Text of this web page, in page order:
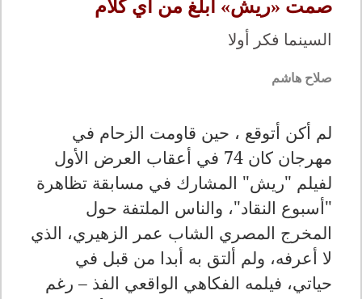
صمت «ريش» أبلغ من أي كلام
السينما فكر أولا
صلاح هاشم
لم أكن أتوقع ، حين قاومت الزحام في
مهرجان كان 74 في أعقاب العرض الأول
لفيلم "ريش" المشارك في مسابقة تظاهرة
"أسبوع النقاد"، والناس الملتفة حول
المخرج المصري الشاب عمر الزهيري، الذي
لا أعرفه، ولم ألتق به أبدا من قبل في
حياتي، فيلمه الفكاهي الواقعي الفذ – رغم